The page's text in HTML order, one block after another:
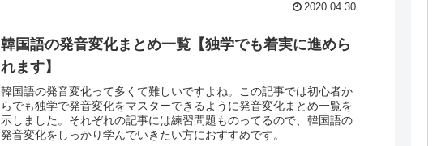
2020.04.30
韓国語の発音変化まとめ一覧【独学でも着実に進めら
れます】
韓国語の発音変化って多くて難しいですよね。この記事では初心者か
らでも独学で発音変化をマスターできるように発音変化まとめ一覧を
示しました。それぞれの記事には練習問題ものってるので、韓国語の
発音変化をしっかり学んでいきたい方におすすめです。